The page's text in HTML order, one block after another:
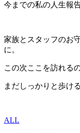
今までの私の人生報
家族とスタッフのお
に。
この次ここを訪れる
まだしっかりと歩け
ALL